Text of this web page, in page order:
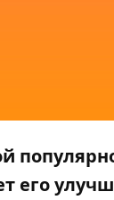
его